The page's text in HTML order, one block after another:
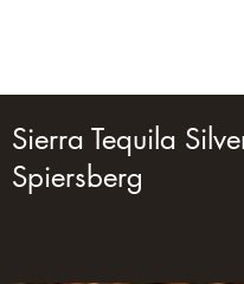
Sierra Tequila
Spiersberg